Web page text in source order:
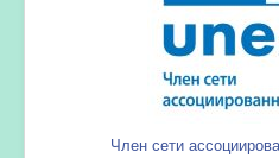
Член сети